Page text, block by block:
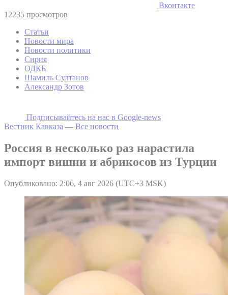
Вконтакте
12235 просмотров
Статьи
Новости мира
Новости политики
Сирия
ОДКБ
Шамиль Султанов
Александр Зотов
Подписывайтесь на наc в Google-news
Вестник Кавказа — Все новости
Россия в несколько раз нарастила
импорт вишни и абрикосов из Турции
Опубликовано: 2:06, 4 авг 2026 (UTC+3 MSK)